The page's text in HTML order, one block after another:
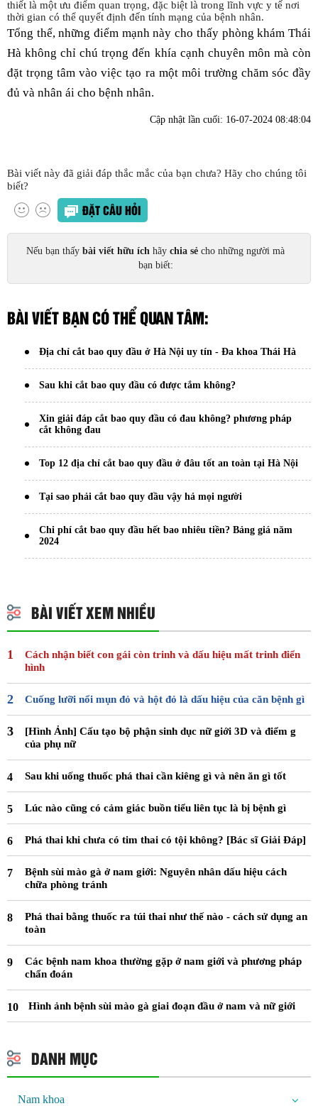
thiết là một ưu điểm quan trọng, đặc biệt là trong lĩnh vực y tế nơi
thời gian có thể quyết định đến tính mạng của bệnh nhân.
Tổng thể, những điểm mạnh này cho thấy phòng khám Thái
Hà không chỉ chú trọng đến khía cạnh chuyên môn mà còn
đặt trọng tâm vào việc tạo ra một môi trường chăm sóc đầy
đủ và nhân ái cho bệnh nhân.
Cập nhật lần cuối: 16-07-2024 08:48:04
Bài viết này đã giải đáp thắc mắc của bạn chưa? Hãy cho chúng tôi
biết?
ĐẶT CÂU HỎI
Nếu bạn thấy bài viết hữu ích hãy chia sẻ cho những người mà
bạn biết:
BÀI VIẾT BẠN CÓ THỂ QUAN TÂM:
Địa chỉ cắt bao quy đầu ở Hà Nội uy tín - Đa khoa Thái Hà
Sau khi cắt bao quy đầu có được tắm không?
Xin giải đáp cắt bao quy đầu có đau không? phương pháp
cắt không đau
Top 12 địa chỉ cắt bao quy đầu ở đâu tốt an toàn tại Hà Nội
Tại sao phải cắt bao quy đầu vậy hả mọi người
Chi phí cắt bao quy đầu hết bao nhiêu tiền? Bảng giá năm
2024
BÀI VIẾT XEM NHIỀU
Cách nhận biết con gái còn trinh và dấu hiệu mất trinh điển
hình
Cuống lưỡi nổi mụn đỏ và hột đỏ là dấu hiệu của căn bệnh gì
[Hình Ảnh] Cấu tạo bộ phận sinh dục nữ giới 3D và điểm g
của phụ nữ
Sau khi uống thuốc phá thai cần kiêng gì và nên ăn gì tốt
Lúc nào cũng có cảm giác buồn tiểu liên tục là bị bệnh gì
Phá thai khi chưa có tim thai có tội không? [Bác sĩ Giải Đáp]
Bệnh sùi mào gà ở nam giới: Nguyên nhân dấu hiệu cách
chữa phòng tránh
Phá thai bằng thuốc ra túi thai như thế nào - cách sử dụng an
toàn
Các bệnh nam khoa thường gặp ở nam giới và phương pháp
chẩn đoán
Hình ảnh bệnh sùi mào gà giai đoạn đầu ở nam và nữ giới
DANH MỤC
Nam khoa